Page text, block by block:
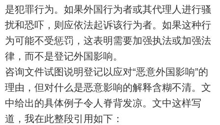
是犯罪行为。如果外国行为者或其代理人进行骚
扰和恐吓，则应依法起诉该行为者。如果这种行
为可能不受惩罚，这表明需要加强执法或加强法
律，而不是登记外国影响。
咨询文件试图说明登记以应对“恶意外国影响”的
理由，但对什么是恶意影响的解释含糊不清。文
中给出的具体例子令人脊背发凉。文中这样写
道，我在此整段引用如下：